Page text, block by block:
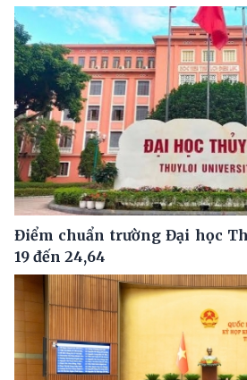
Điểm chuẩn trường Đại học
19 đến 24,64